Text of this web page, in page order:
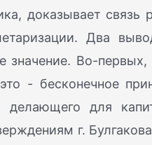
доказывает связь
Два
значение. Во-
- бесконечное
делающего для
г.